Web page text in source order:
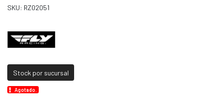
SKU: RZ02051
Stock por sucursal
Agotado.